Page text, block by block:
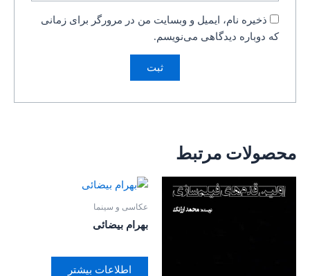
ذخیره نام، ایمیل و وبسایت من در مرورگر برای زمانی
که دوباره دیدگاهی می‌نویسم.
محصولات مرتبط
عکاسی و سینما
بهرام بیضائی
اطلاعات بیشتر